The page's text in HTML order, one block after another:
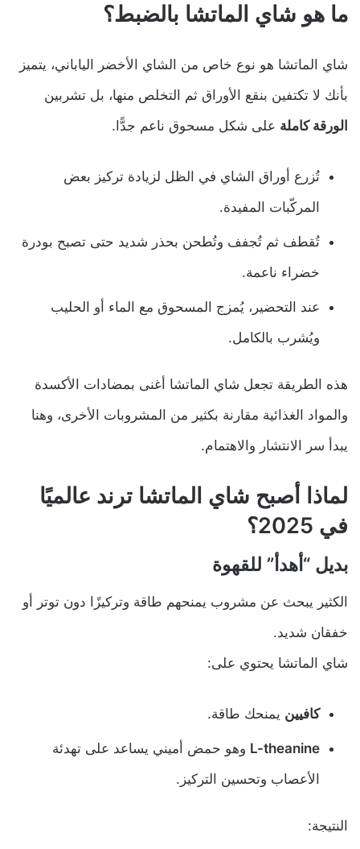
ما هو شاي الماتشا بالضبط؟
شاي الماتشا هو نوع خاص من الشاي الأخضر الياباني، يتميز
بأنك لا تكتفين بنقع الأوراق ثم التخلص منها، بل تشربين
الورقة كاملة على شكل مسحوق ناعم جدًّا.
تُزرع أوراق الشاي في الظل لزيادة تركيز بعض
المركّبات المفيدة.
تُقطف ثم تُجفف وتُطحن بحذر شديد حتى تصبح بودرة
خضراء ناعمة.
عند التحضير، يُمزج المسحوق مع الماء أو الحليب
ويُشرب بالكامل.
هذه الطريقة تجعل شاي الماتشا أغنى بمضادات الأكسدة
والمواد الغذائية مقارنة بكثير من المشروبات الأخرى، وهنا
يبدأ سر الانتشار والاهتمام.
لماذا أصبح شاي الماتشا ترند عالميًا
في 2025؟
بديل “أهدأ” للقهوة
الكثير يبحث عن مشروب يمنحهم طاقة وتركيزًا دون توتر أو
خفقان شديد.
شاي الماتشا يحتوي على:
كافيين يمنحك طاقة.
L-theanine وهو حمض أميني يساعد على تهدئة
الأعصاب وتحسين التركيز.
النتيجة: